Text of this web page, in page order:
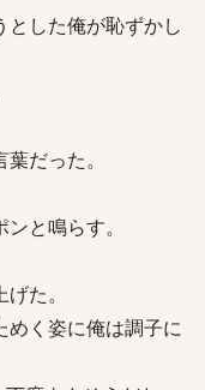
とした俺が恥ずかし
だった。
と鳴らす。
た。
めく姿に俺は調子に